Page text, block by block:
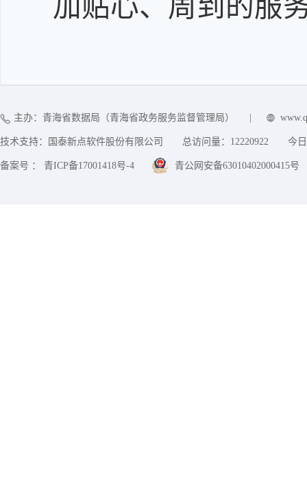
加贴心、周到的服
主办：青海省数据局（青海省政务服务监督管理局）
技术支持：国泰新点软件股份有限公司 总访问量： 12220922 今
备案号 ： 青ICP备17001418号-4 青公网安备63010402000415号